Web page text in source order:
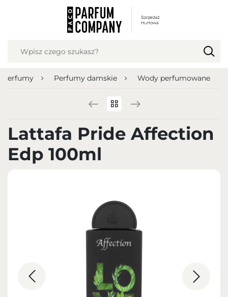
Perfumy Perfumy damskie Wody perfumowane
Lattafa Pride Affection
Edp 100ml
USTAWIENIA REGIONALNE
Język
Polish zloty (PLN)